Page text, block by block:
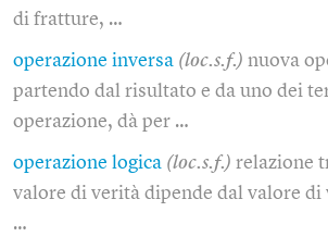
di fratture, …
operazione inversa (loc.s.f.) nuova
partendo dal risultato e da uno dei
operazione, dà per …
operazione logica (loc.s.f.) relazione
valore di verità dipende dal valore di
…